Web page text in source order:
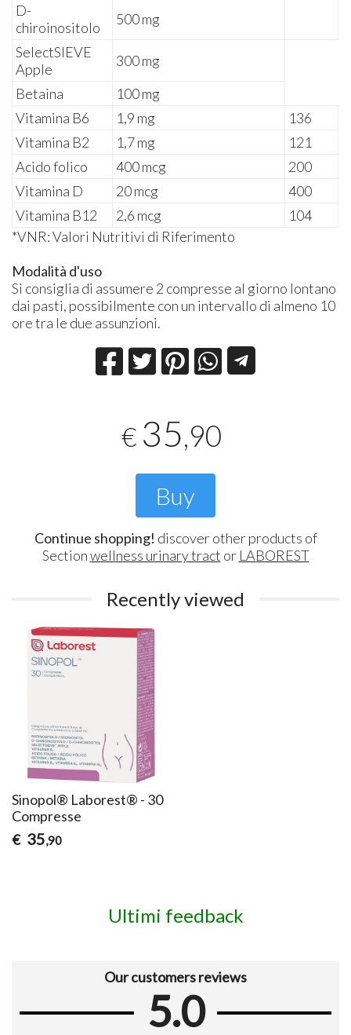
D-
chiroinositolo
500 mg
SelectSIEVE
Apple
300 mg
Betaina
100 mg
Vitamina B6
1,9 mg
136
Vitamina B2
1,7 mg
121
Acido folico
400 mcg
200
Vitamina D
20 mcg
400
Vitamina B12
2,6 mcg
104
*VNR: Valori Nutritivi di Riferimento
Modalità d'uso
Si consiglia di assumere 2 compresse al giorno lontano
dai pasti, possibilmente con un intervallo di almeno 10
ore tra le due assunzioni.
€ 35,90
Buy
Continue shopping! discover other products of
Sectionwellness urinary tract or LABOREST
Recently viewed
Sinopol® Laborest® - 30
Compresse
€ 35,90
Ultimi feedback
Our customers reviews
5.0